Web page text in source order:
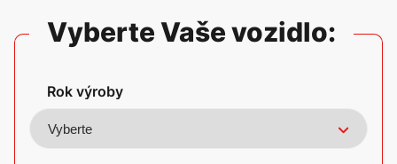
Americké vozy
Vyberte Vaše vozidlo:
Rok výroby